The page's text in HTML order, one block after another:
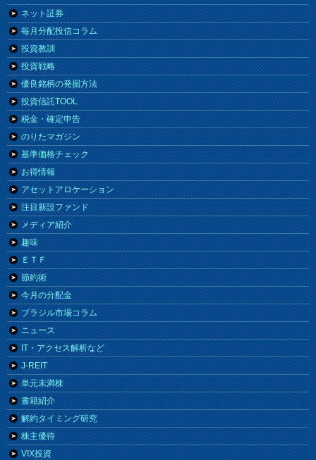
ネット証券
毎月分配投信コラム
投資教訓
投資戦略
優良銘柄の発掘方法
投資信託TOOL
税金・確定申告
のりたマガジン
基準価格チェック
お得情報
アセットアロケーション
注目新設ファンド
メディア紹介
趣味
ＥＴＦ
節約術
今月の分配金
ブラジル市場コラム
ニュース
IT・アクセス解析など
J-REIT
単元未満株
書籍紹介
解約タイミング研究
株主優待
VIX投資